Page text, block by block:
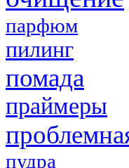
парфюм
пилинг
помада
праймеры
пудра